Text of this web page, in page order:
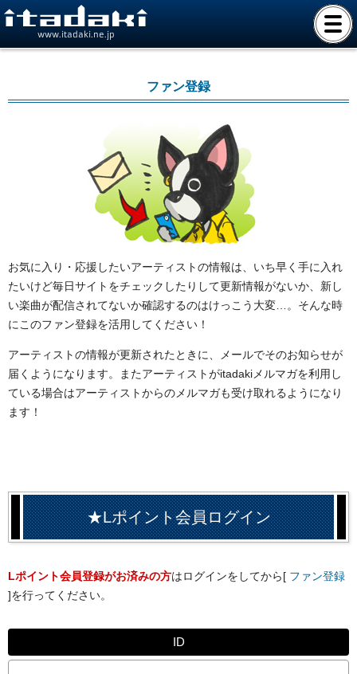
www.itadaki.ne.jp
ファン登録
お気に入り・応援したいアーティストの情報は、いち早く手に入れ
たいけど毎日サイトをチェックしたりして更新情報がないか、新し
い楽曲が配信されてないか確認するのはけっこう大変…。そんな時
にこのファン登録を活用してください！
アーティストの情報が更新されたときに、メールでそのお知らせが
届くようになります。またアーティストがitadakiメルマガを利用し
ている場合はアーティストからのメルマガも受け取れるようになり
ます！
★Lポイント会員ログイン
Lポイント会員登録がお済みの方はログインをしてから[ ファン登録
]を行ってください。
ID